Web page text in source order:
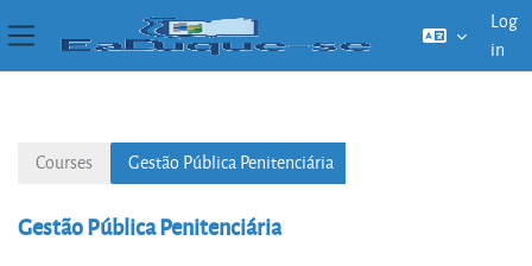
Log
in
Courses Gestão Pública Penitenciária
Gestão Pública Penitenciária